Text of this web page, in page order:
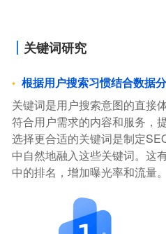
关键词研究
根据用户搜索习惯结合数据
关键词是用户搜索意图的直接
符合用户需求的内容和服务，
选择更合适的关键词是制定
中自然地融入这些关键词。这
中的排名，增加曝光率和流量。